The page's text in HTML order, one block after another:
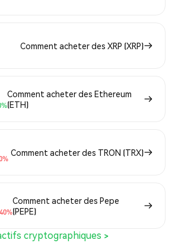
Comment acheter des XRP (XRP)
Comment acheter des Ethereum
(ETH)
Comment acheter des TRON (TRX)
Comment acheter des Pepe
(PEPE)
cryptographiques >